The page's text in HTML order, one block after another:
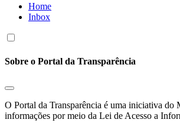
Home
Inbox
Sobre o Portal da Transparência
O Portal da Transparência é uma iniciativa do
informações por meio da Lei de Acesso a